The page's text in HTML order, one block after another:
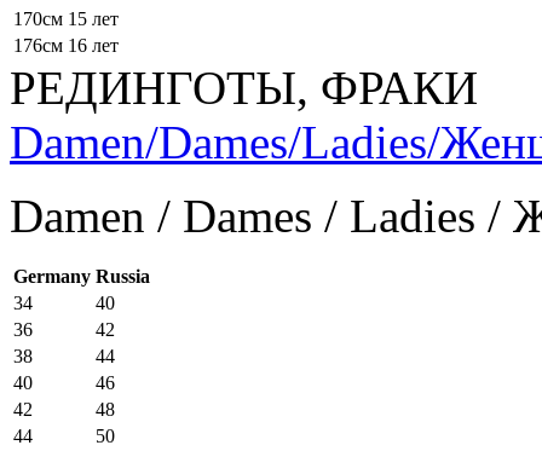
170см 15 лет
176см 16 лет
РЕДИНГОТЫ, ФРАКИ
Damen/Dames/Ladies/
Damen / Dames / Ladies
Germany Russia
34
40
36
42
38
44
40
46
42
48
44
50